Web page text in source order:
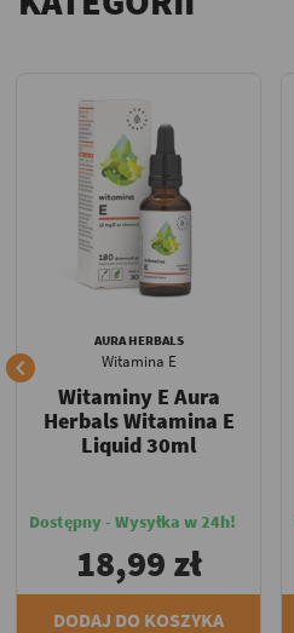

AURA HERBALS
Witamina E
Witaminy E Aura
Herbals Witamina E
Liquid 30ml
Dostępny - Wysyłka w 24h!
18,99 zł
DODAJ DO KOSZYKA